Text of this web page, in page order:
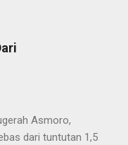
Asmoro,
dari tuntutan 1,5